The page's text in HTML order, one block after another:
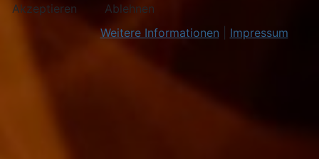
Akzeptieren
Ablehnen
Weitere Informationen
Impressum